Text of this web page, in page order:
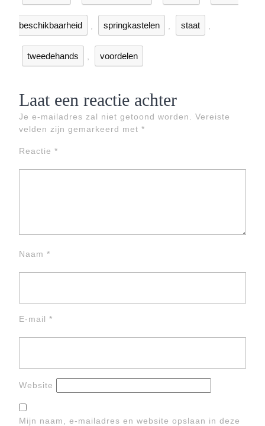
beschikbaarheid springkastelen staat
tweedehands voordelen
Laat een reactie achter
Je e-mailadres zal niet getoond worden.
Vereiste
velden zijn gemarkeerd met *
Reactie *
Naam *
E-mail *
Website
Mijn naam, e-mailadres en website opslaan in deze